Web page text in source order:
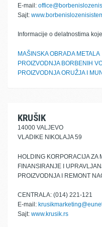
E-mail:
Sajt:
Informacije o delatnostima
MAŠINSKA OBRADA METALA
PROIZVODNJA BORBENIH
PROIZVODNJA ORUŽJA I
KRUŠIK
14000 VALJEVO
VLADIKE NIKOLAJA 59
HOLDING KORPORACIJA ZA
FINANSIRANJE I
PROIZVODNJA I REMONT
CENTRALA: (014) 221-121
E-mail:
Sajt: www.krusik.rs